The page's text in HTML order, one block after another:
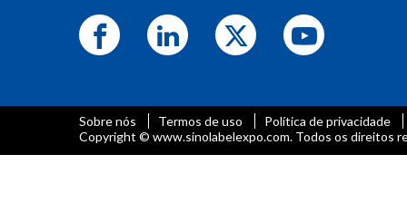
Sobre nós Termos de uso
Política de privacidade
Copyright © www.sinolabelexpo.com. Todos os direitos